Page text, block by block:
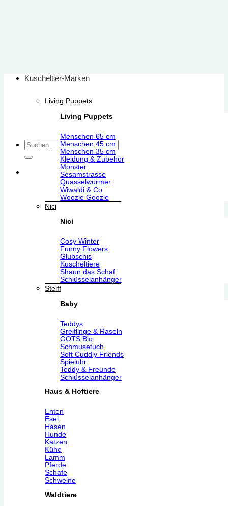
Suchen
nach:
Kuscheltier-Marken
Living Puppets
Living Puppets
Menschen 65 cm
Menschen 45 cm
Menschen 35 cm
Kleidung & Zubehör
Monster
Sesamstrasse
Quasselwürmer
Wiwaldi & Co
Woozle Goozle
Nici
Nici
Cosy Winter
Funny Flowers
Glubschis
Kuscheltiere
Shaun das Schaf
Schlüsselanhänger
Steiff
Baby
Teddys
Greiflinge & Raseln
GOTS Bio
Schmusetuch
Soft Cuddly Friends
Spieluhr
Teddy & Freunde
Schlüsselanhänger
Haus & Hoftiere
Enten
Esel
Hasen
Hunde
Katzen
Kühe
Lamm
Pferde
Schafe
Schweine
Waldtiere